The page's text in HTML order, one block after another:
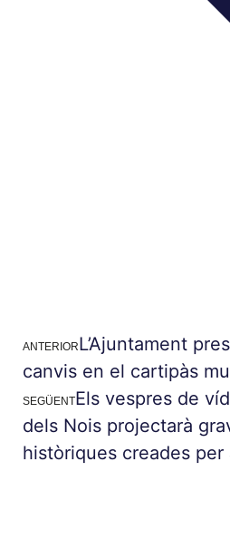
ANTERIORL’Ajuntament
canvis en el cartipàs
SEGÜENTEls vespres de
dels Nois projectarà
històriques creades